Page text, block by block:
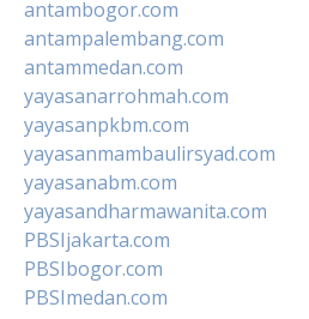
antambogor.com
antampalembang.com
antammedan.com
yayasanarrohmah.com
yayasanpkbm.com
yayasanmambaulirsyad.com
yayasanabm.com
yayasandharmawanita.com
PBSIjakarta.com
PBSIbogor.com
PBSImedan.com